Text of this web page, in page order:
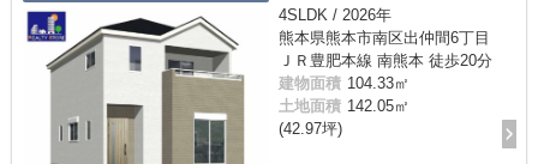
4SLDK / 2026年
熊本県熊本市南区出仲間6丁目
ＪＲ豊肥本線 南熊本 徒歩20分
建物面積 104.33㎡
土地面積 142.05㎡
(42.97坪)